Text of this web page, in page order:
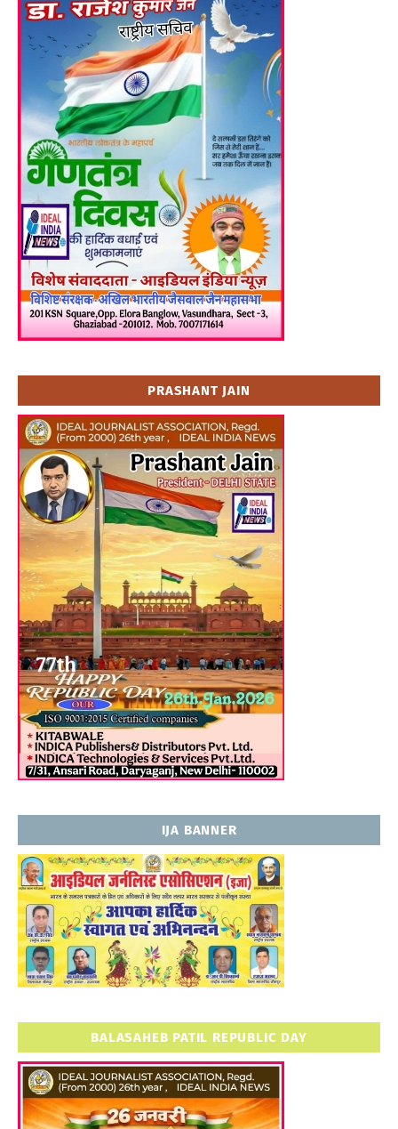
PRASHANT JAIN
IJA BANNER
BALASAHEB PATIL REPUBLIC DAY